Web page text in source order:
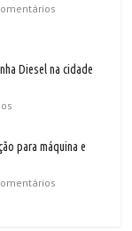
Diesel na cidade
para máquina e